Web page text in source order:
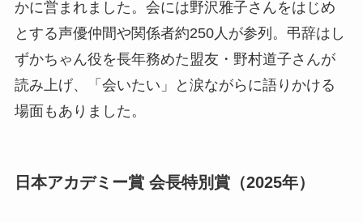
かに営まれました。会には野沢雅子さんをはじめ
とする声優仲間や関係者約250人が参列。弔辞はし
ずかちゃん役を長年務めた盟友・野村道子さんが
読み上げ、「会いたい」と涙ながらに語りかける
場面もありました。
日本アカデミー賞 会長特別賞（2025年）